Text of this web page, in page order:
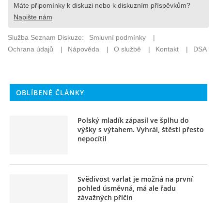
OBLÍBENÉ ČLÁNKY
Polský mladík zápasil ve šplhu do
výšky s výtahem. Vyhrál, štěstí přesto
nepocítil
Svědivost varlat je možná na první
pohled úsměvná, má ale řadu
závažných příčin